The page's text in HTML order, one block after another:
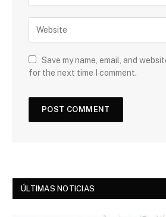
Save my name, email, and
for the next time I comment.
ÚLTIMAS NOTICIAS